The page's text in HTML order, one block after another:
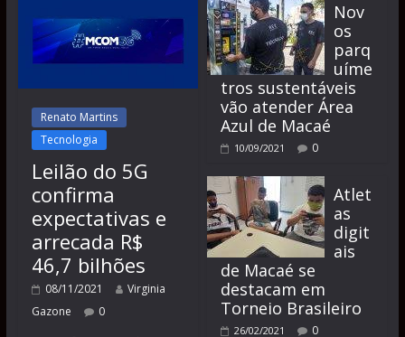
Renato Martins
Tecnologia
Leilão do 5G
confirma
expectativas e
arrecada R$
46,7 bilhões
08/11/2021
Virginia
Gazone
0
Nov
os
parq
uíme
tros sustentáveis
vão atender Área
Azul de Macaé
10/09/2021 0
Atlet
as
digit
ais
de Macaé se
destacam em
Torneio Brasileiro
26/02/2021 0